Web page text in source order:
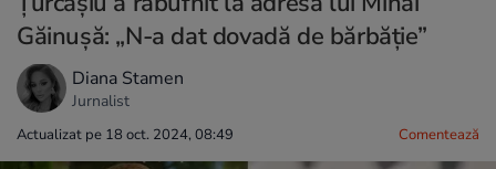
Găinușă: „N-a dat dovadă de bărbăție”
Diana Stamen
Jurnalist
Actualizat pe 18 oct. 2024, 08:49 Comentează